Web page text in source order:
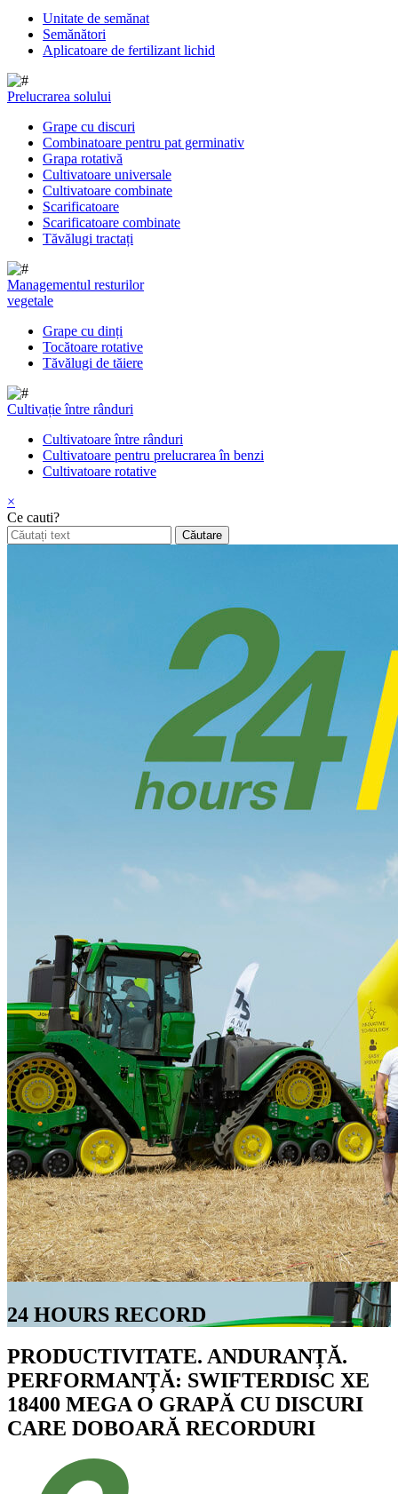
Unitate de semănat
Semănători
Aplicatoare de fertilizant lichid
Prelucrarea solului
Grape cu discuri
Combinatoare pentru pat germinativ
Grapa rotativă
Cultivatoare universale
Cultivatoare combinate
Scarificatoare
Scarificatoare combinate
Tăvălugi tractați
Managementul resturilor
vegetale
Grape cu dinți
Tocătoare rotative
Tăvălugi de tăiere
Cultivație între rânduri
Cultivatoare între rânduri
Cultivatoare pentru prelucrarea în benzi
Cultivatoare rotative
×
Ce cauti?
24 HOURS RECORD
PRODUCTIVITATE. ANDURANȚĂ.
PERFORMANȚĂ: SWIFTERDISC XE
18400 MEGA O GRAPĂ CU DISCURI
CARE DOBOARĂ RECORDURI